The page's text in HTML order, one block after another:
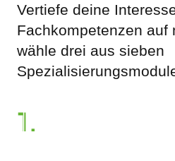
Vertiefe deine
Fachkompetenzen auf
wähle drei aus sieben
1.